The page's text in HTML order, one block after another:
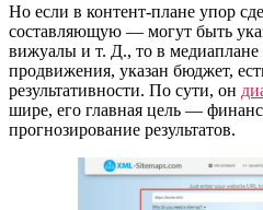
Но если в контент-плане упор
составляющую — могут быть
вижуалы и т. Д., то в
продвижения, указан бюджет,
результативности. По сути, он
шире, его главная цель —
прогнозирование результатов.